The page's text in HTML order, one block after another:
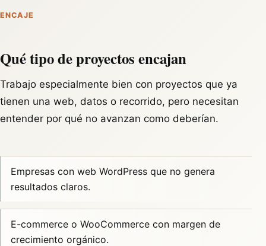
ENCAJE
Qué tipo de proyectos encajan
Trabajo especialmente bien con proyectos que ya
tienen una web, datos o recorrido, pero necesitan
entender por qué no avanzan como deberían.
Empresas con web WordPress que no genera
resultados claros.
E-commerce o WooCommerce con margen de
crecimiento orgánico.